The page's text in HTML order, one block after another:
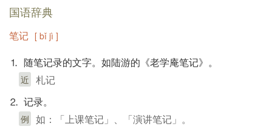
国语辞典
笔记 [ bǐ jì ]
⒈ 随笔记录的文字。如陆游的《老学庵笔记》。
近 札记
⒉ 记录。
例 如：「上课笔记」、「演讲笔记」。